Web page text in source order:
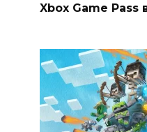
Xbox Game Pass